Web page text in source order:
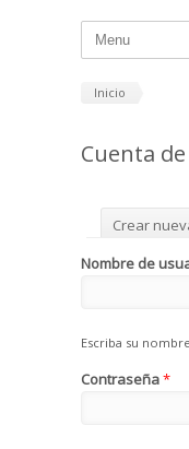
Inicio
Cuenta
Solapas
Crear
Solicitar
Nombre de
Escriba su
Contraseña*